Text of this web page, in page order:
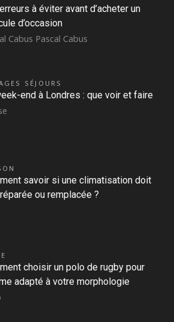
à éviter avant d’acheter un
d’occasion
Cabus Pascal Cabus
SÉJOURS
end à Londres : que voir et faire
savoir si une climatisation doit
ou remplacée ?
choisir un polo de rugby pour
adapté à votre morphologie